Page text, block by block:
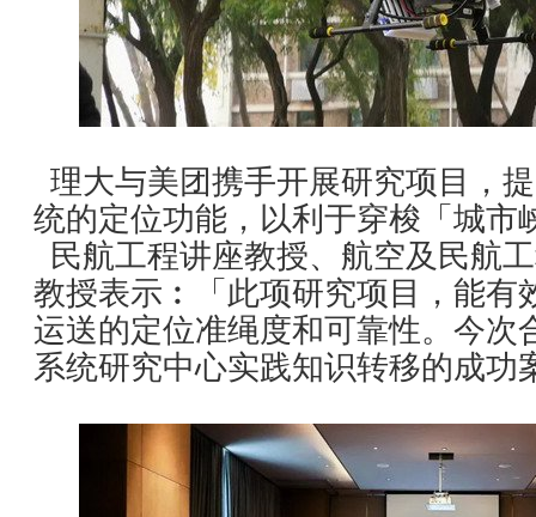
理大与美团携手开展研究项目，
统的定位功能，以利于穿梭「城市
民航工程讲座教授、航空及民航
教授表示︰「此项研究项目，能有
运送的定位准绳度和可靠性。今次
系统研究中心实践知识转移的成功